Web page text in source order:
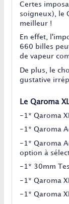
Certes
soigneux), le
meilleur !
En effet,
660 billes
de vapeur
De plus, le
gustative
Le Qaroma
-1* Qaroma
-1* Qaroma
-1* Qaroma
option à
-1* 30mm
-1* Qaroma
-1* Qaroma